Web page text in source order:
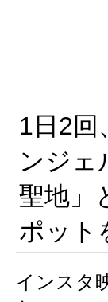
1日2回
ンジェ
聖地」
ポット
インスタ